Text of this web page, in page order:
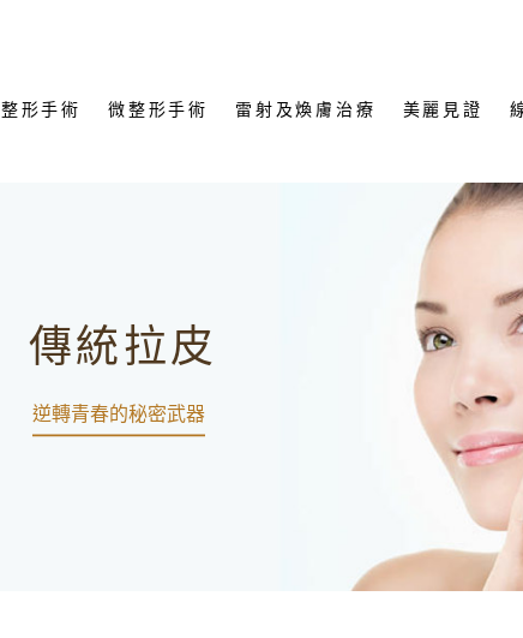
整形手術 微整形手術 雷射及煥膚治療 美麗見證
傳統拉皮
逆轉青春的秘密武器